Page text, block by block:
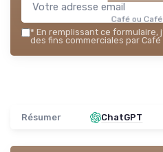
Café ou
* En remplissant ce formulaire,
des fins commerciales par
Résumer ChatGPT